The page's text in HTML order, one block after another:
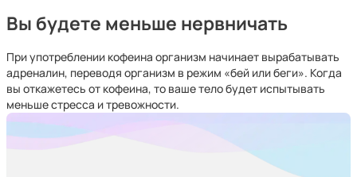
Вы будете меньше нервничать
При употреблении кофеина организм начинает вырабатывать
адреналин, переводя организм в режим «бей или беги». Когда
вы откажетесь от кофеина, то ваше тело будет испытывать
меньше стресса и тревожности.